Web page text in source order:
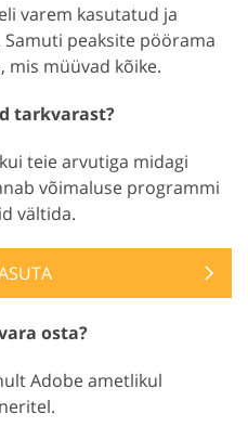
varem kasutatud ja
peaksite pöörama
mis müüvad kõike.
tarkvarast?
teie arvutiga midagi
võimaluse programmi
vältida.
osta?
Adobe ametlikul